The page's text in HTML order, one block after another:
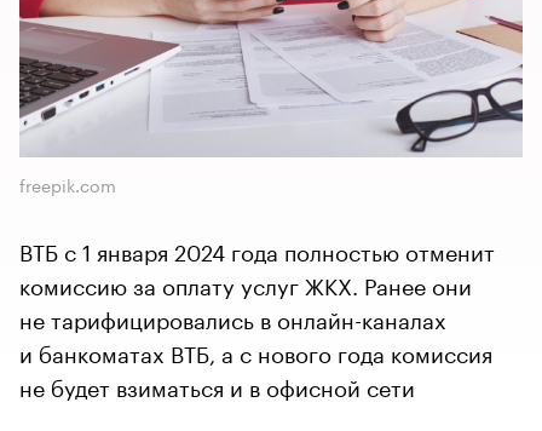
freepik.com
​​​​​​​ВТБ с 1 января 2024 года полностью отменит
комиссию за оплату услуг ЖКХ. Ранее они
не тарифицировались в онлайн-каналах
и банкоматах ВТБ, а с нового года комиссия
не будет взиматься и в офисной сети